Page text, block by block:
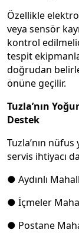
Özellikle
veya sensör
kontrol
tespit
doğrudan
önüne geçilir.
Tuzla’nın
Destek
Tuzla’nın
servis ihtiyacı
● Aydınlı
● İçmeler
● Postane